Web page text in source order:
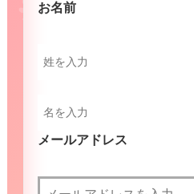
お名前
メールアドレス